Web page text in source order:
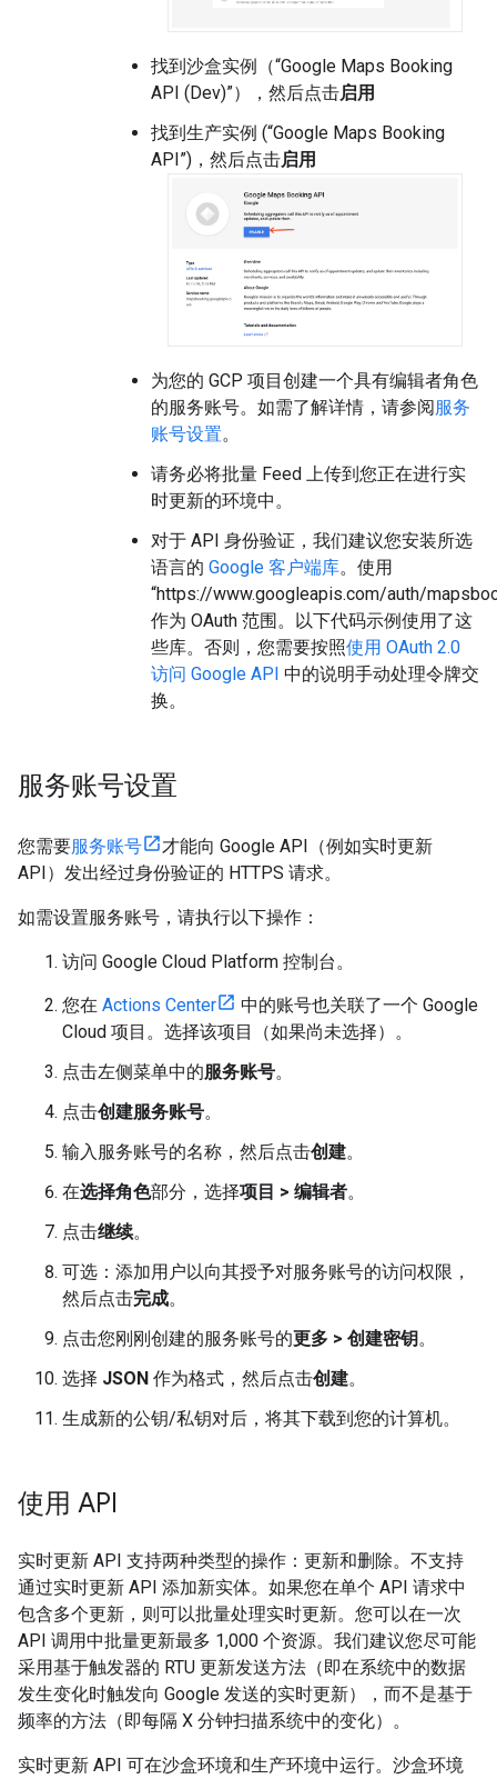
找到沙盒实例（“Google Maps Booking
API (Dev)”），然后点击启用
找到生产实例 (“Google Maps Booking
API”)，然后点击启用
为您的 GCP 项目创建一个具有编辑者角色
的服务账号。如需了解详情，请参阅服务
账号设置。
请务必将批量 Feed 上传到您正在进行实
时更新的环境中。
对于 API 身份验证，我们建议您安装所选
语言的 Google 客户端库。使用
“https://www.googleapis.com/auth/
作为 OAuth 范围。以下代码示例使用了这
些库。否则，您需要按照使用 OAuth 2.0
访问 Google API 中的说明手动处理令牌交
换。
服务账号设置
您需要服务账号
才能向 Google API（例如实时更新
API）发出经过身份验证的 HTTPS 请求。
如需设置服务账号，请执行以下操作：
访问 Google Cloud Platform 控制台。
您在 Actions Center
中的账号也关联了一个 Google
Cloud 项目。选择该项目（如果尚未选择）。
点击左侧菜单中的服务账号。
点击创建服务账号。
输入服务账号的名称，然后点击创建。
在选择角色部分，选择项目 > 编辑者。
点击继续。
可选：添加用户以向其授予对服务账号的访问权限，
然后点击完成。
点击您刚刚创建的服务账号的更多 > 创建密钥。
选择 JSON 作为格式，然后点击创建。
生成新的公钥/私钥对后，将其下载到您的计算机。
使用 API
实时更新 API 支持两种类型的操作：更新和删除。不支持
通过实时更新 API 添加新实体。如果您在单个 API 请求中
包含多个更新，则可以批量处理实时更新。您可以在一次
API 调用中批量更新最多 1,000 个资源。我们建议您尽可能
采用基于触发器的 RTU 更新发送方法（即在系统中的数据
发生变化时触发向 Google 发送的实时更新），而不是基于
频率的方法（即每隔 X 分钟扫描系统中的变化）。
实时更新 API 可在沙盒环境和生产环境中运行。沙盒环境